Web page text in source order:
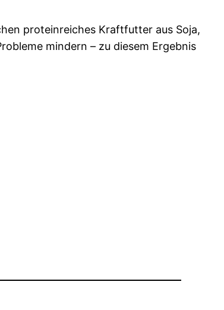
proteinreiches Kraftfutter aus Soja,
mindern – zu diesem Ergebnis